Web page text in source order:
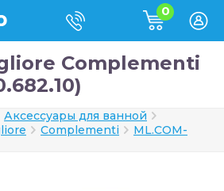
0
Complementi
Аксессуары для ванной
Complementi
ML.COM-